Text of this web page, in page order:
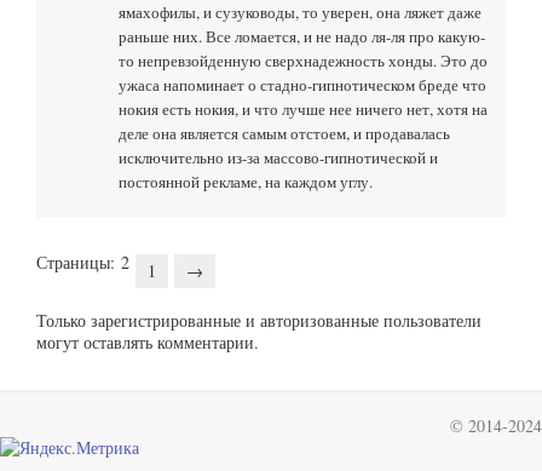
ямахофилы, и сузуководы, то уверен, она ляжет даже
раньше них. Все ломается, и не надо ля-ля про какую-
то непревзойденную сверхнадежность хонды. Это до
ужаса напоминает о стадно-гипнотическом бреде что
нокия есть нокия, и что лучше нее ничего нет, хотя на
деле она является самым отстоем, и продавалась
исключительно из-за массово-гипнотической и
постоянной рекламе, на каждом углу.
Страницы: 2 1 →
Только зарегистрированные и авторизованные пользователи
могут оставлять комментарии.
© 2014-2024